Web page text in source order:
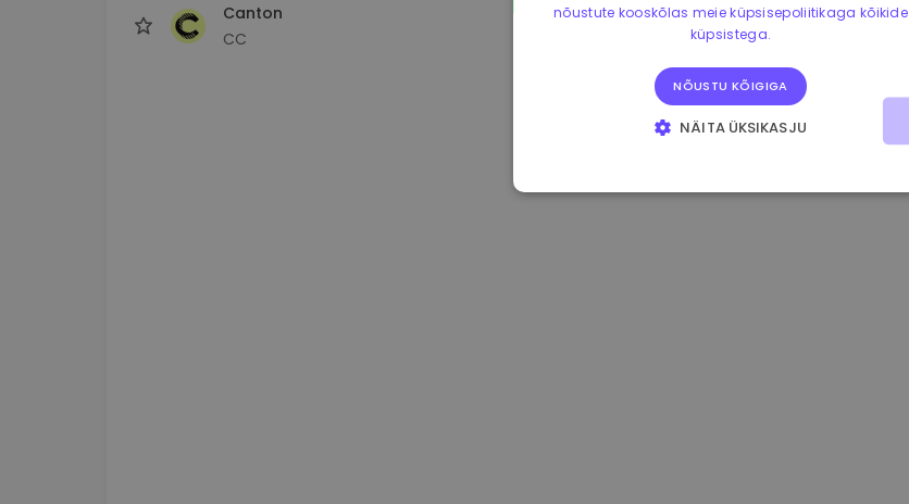
Canton
CC
+6.10%
nõustute kooskõlas meie küpsisepoliitikaga kõikide
küpsistega.
NÕUSTU KÕIGIGA
NÄITA ÜKSIKASJU